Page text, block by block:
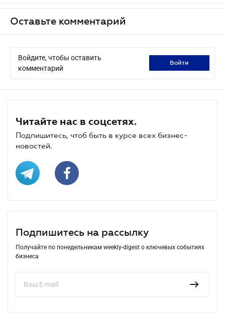
Оставьте комментарий
Войдите, чтобы оставить
комментарий
войти
Читайте нас в соцсетях.
Подпишитесь, чтоб быть в курсе всех бизнес-
новостей.
Подпишитесь на рассылку
Получайте по понедельникам weekly-digest о ключевых событиях
бизнеса